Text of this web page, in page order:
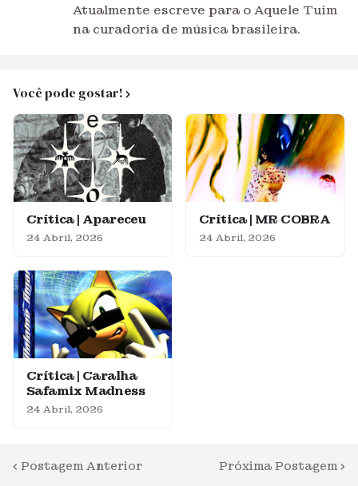
Atualmente escreve para o Aquele Tuim
na curadoria de música brasileira.
Você pode gostar!
Crítica | Apareceu
24 Abril, 2026
Crítica | MR COBRA
24 Abril, 2026
Crítica | Caralha
Safamix Madness
24 Abril, 2026
Postagem Anterior Próxima Postagem